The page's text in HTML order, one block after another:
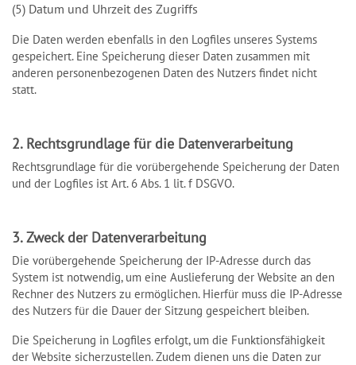
(5) Datum und Uhrzeit des Zugriffs
Die Daten werden ebenfalls in den Logfiles unseres Systems
gespeichert. Eine Speicherung dieser Daten zusammen mit
anderen personenbezogenen Daten des Nutzers findet nicht
statt.
2. Rechtsgrundlage für die Datenverarbeitung
Rechtsgrundlage für die vorübergehende Speicherung der Daten
und der Logfiles ist Art. 6 Abs. 1 lit. f DSGVO.
3. Zweck der Datenverarbeitung
Die vorübergehende Speicherung der IP-Adresse durch das
System ist notwendig, um eine Auslieferung der Website an den
Rechner des Nutzers zu ermöglichen. Hierfür muss die IP-Adresse
des Nutzers für die Dauer der Sitzung gespeichert bleiben.
Die Speicherung in Logfiles erfolgt, um die Funktionsfähigkeit
der Website sicherzustellen. Zudem dienen uns die Daten zur